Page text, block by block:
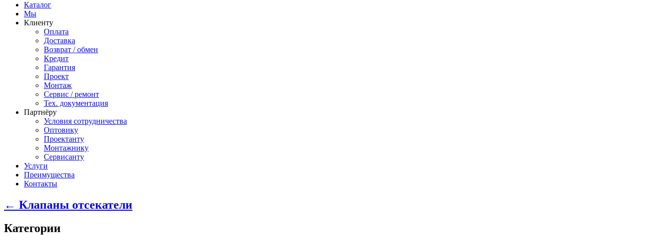
Каталог
Мы
Клиенту
Оплата
Доставка
Возврат / обмен
Кредит
Гарантия
Проект
Монтаж
Сервис / ремонт
Тех. документация
Партнёру
Условия сотрудничества
Оптовику
Проектанту
Монтажнику
Сервисанту
Услуги
Преимущества
Контакты
← Клапаны отсекатели
Категории